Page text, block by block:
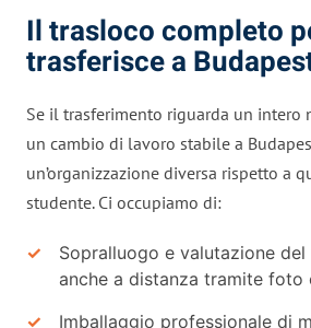
Il trasloco completo
trasferisce a
Se il trasferimento riguarda un intero
un cambio di lavoro stabile a
un’organizzazione diversa rispetto a
studente. Ci occupiamo di:
Sopralluogo e valutazione
anche a distanza tramite foto
Imballaggio professionale di